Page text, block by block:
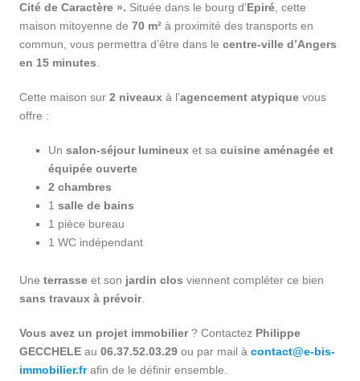
Cité de Caractère ». Située dans le bourg d’Epiré , cette
maison mitoyenne de 70 m² à proximité des transports en
commun, vous permettra d’être dans le centre-ville d’Angers
en 15 minutes
Cette maison sur 2 niveaux à l’agencement atypique vous
offre :
Un salon-séjour lumineux et sa cuisine aménagée et
équipée ouverte
2 chambres
1 salle de bains
1 pièce bureau
1 WC indépendant
Une terrasse et son jardin clos viennent compléter ce bien
sans travaux à prévoir.
Vous avez un projet immobilier? Contactez Philippe
GECCHELE au 06.37.52.03.29 ou par mail à contact@e-bis-
immobilier.frafin de le définir ensemble.